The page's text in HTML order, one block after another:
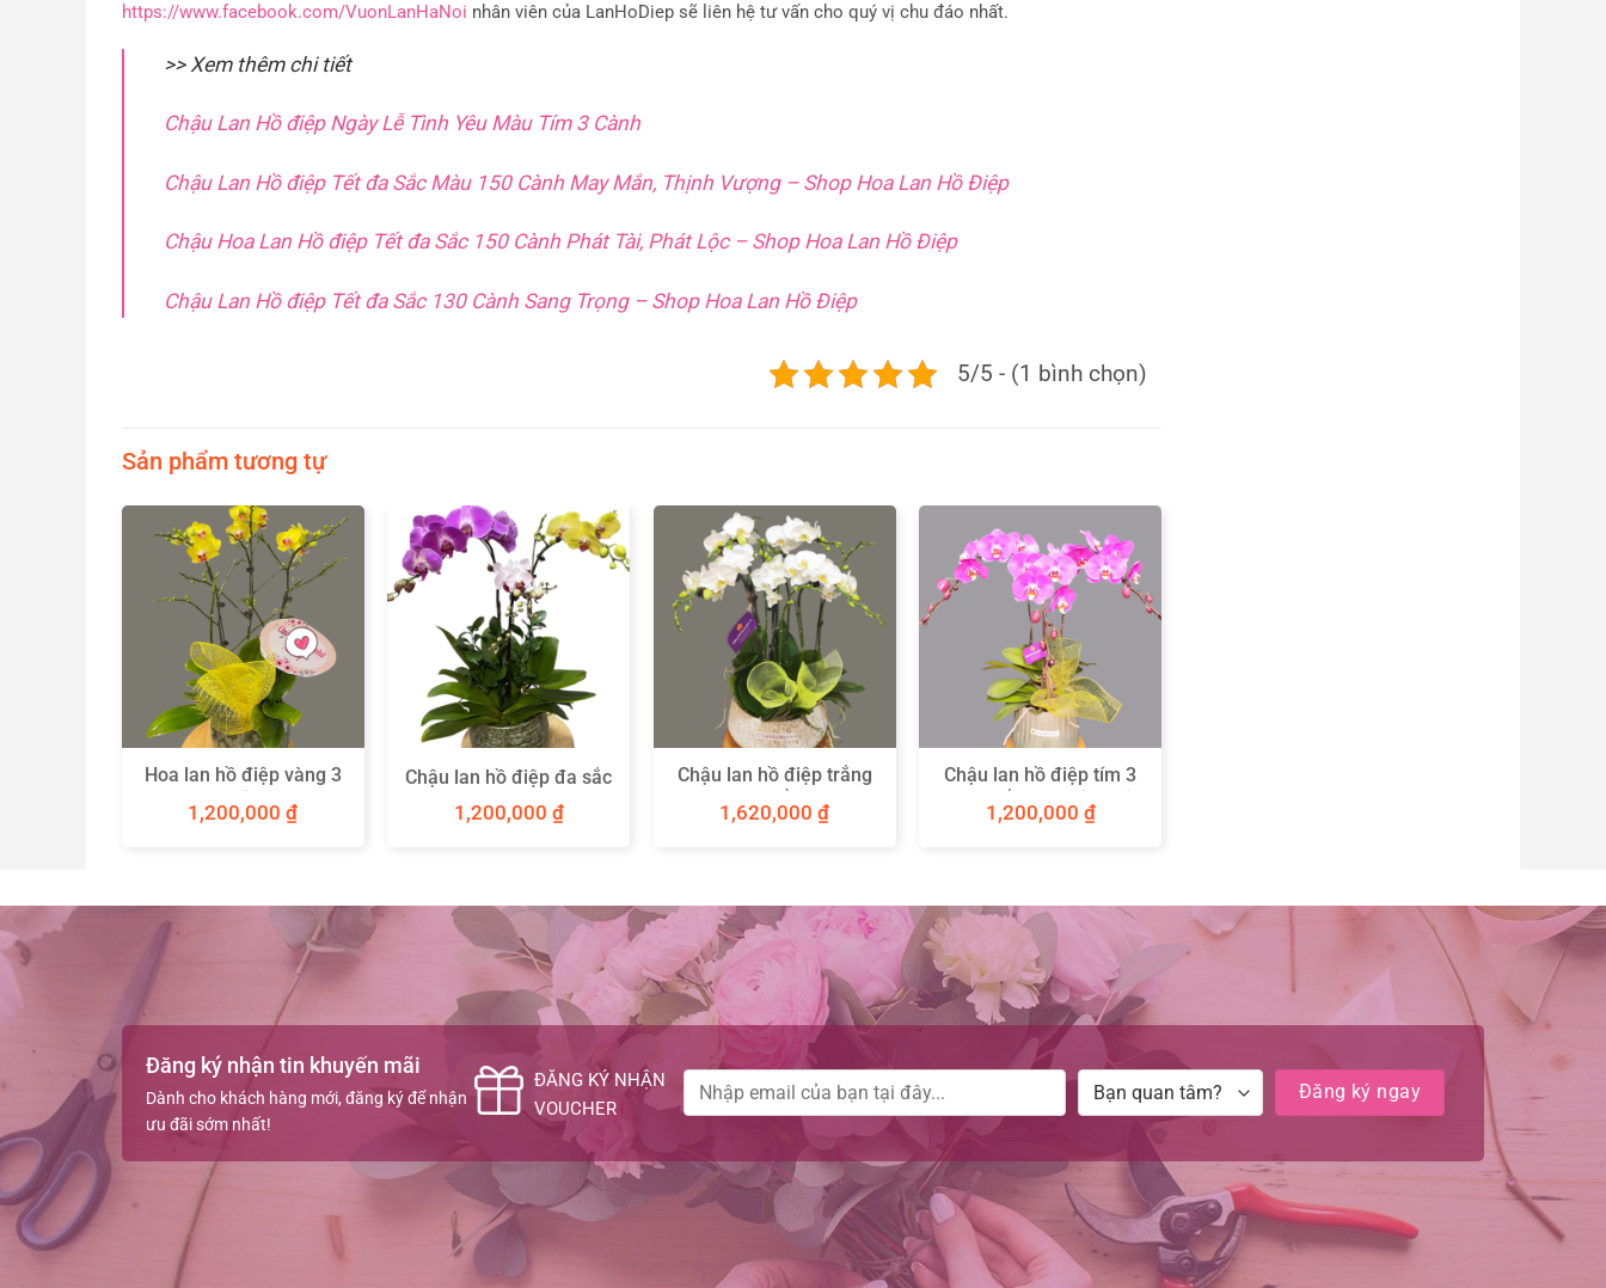
https://www.facebook.com/VuonLanHaNoi nhân viên của LanHoDiep sẽ liên hệ tư vấn cho quý vị chu đáo nhất.
>> Xem thêm chi tiết
Chậu Lan Hồ điệp Ngày Lễ Tình Yêu Màu Tím 3 Cành
Chậu Lan Hồ điệp Tết đa Sắc Màu 150 Cành May Mắn, Thịnh Vượng – Shop Hoa Lan Hồ Điệp
Chậu Hoa Lan Hồ điệp Tết đa Sắc 150 Cành Phát Tài, Phát Lộc – Shop Hoa Lan Hồ Điệp
Chậu Lan Hồ điệp Tết đa Sắc 130 Cành Sang Trọng – Shop Hoa Lan Hồ Điệp
5/5 - (1 bình chọn)
Sản phẩm tương tự
Hoa lan hồ điệp vàng 3
cành chúc mừng
1,200,000₫
Chậu lan hồ điệp đa sắc
1,200,000 ₫
Chậu lan hồ điệp trắng
mini để bàn
1,620,000₫
Chậu lan hồ điệp tím 3
cành chắp cánh tình yêu
1,200,000 ₫
Đăng ký nhận tin khuyến mãi
Dành cho khách hàng mới, đăng ký để nhận
ưu đãi sớm nhất!
ĐĂNG KÝ NHẬN
VOUCHER